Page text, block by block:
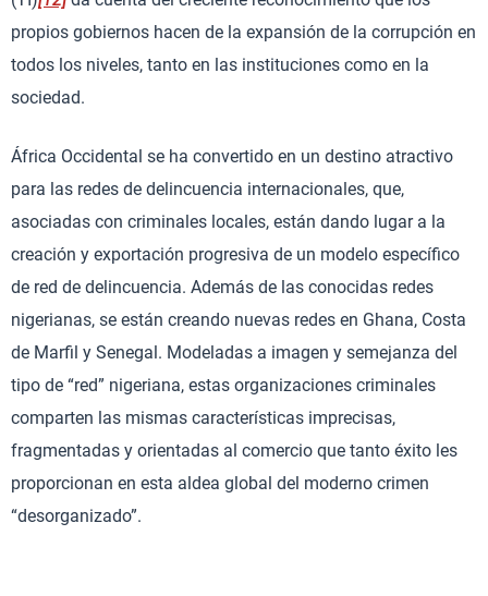
propios gobiernos hacen de la expansión de la corrupción en
todos los niveles, tanto en las instituciones como en la
sociedad.
África Occidental se ha convertido en un destino atractivo
para las redes de delincuencia internacionales, que,
asociadas con criminales locales, están dando lugar a la
creación y exportación progresiva de un modelo específico
de red de delincuencia. Además de las conocidas redes
nigerianas, se están creando nuevas redes en Ghana, Costa
de Marfil y Senegal. Modeladas a imagen y semejanza del
tipo de “red” nigeriana, estas organizaciones criminales
comparten las mismas características imprecisas,
fragmentadas y orientadas al comercio que tanto éxito les
proporcionan en esta aldea global del moderno crimen
“desorganizado”.